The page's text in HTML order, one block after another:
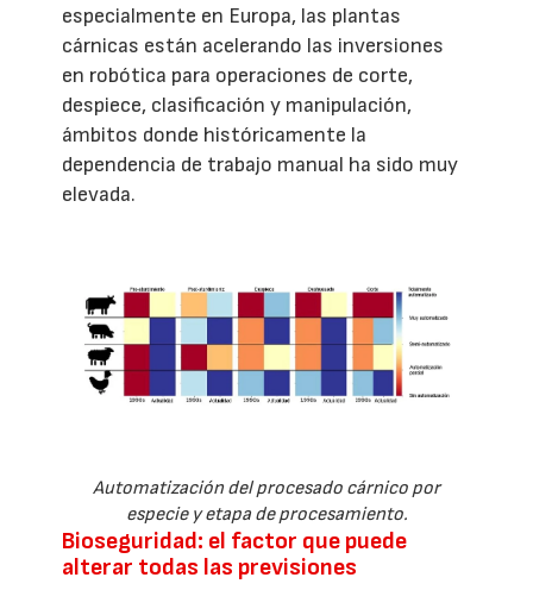
especialmente en Europa, las plantas
cárnicas están acelerando las inversiones
en robótica para operaciones de corte,
despiece, clasificación y manipulación,
ámbitos donde históricamente la
dependencia de trabajo manual ha sido muy
elevada.
Automatización del procesado cárnico por
especie y etapa de procesamiento.
Bioseguridad: el factor que puede
alterar todas las previsiones